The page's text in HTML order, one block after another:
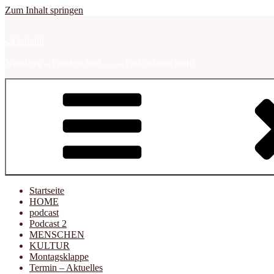
Zum Inhalt springen
Startseite
HOME
podcast
Podcast 2
MENSCHEN
KULTUR
Montagsklappe
Termin – Aktuelles